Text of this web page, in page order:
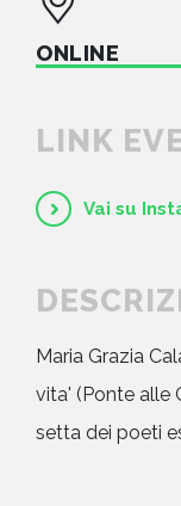
ONLINE
LINK
Vai su
Maria Grazia
vita' (Ponte alle
setta dei poeti